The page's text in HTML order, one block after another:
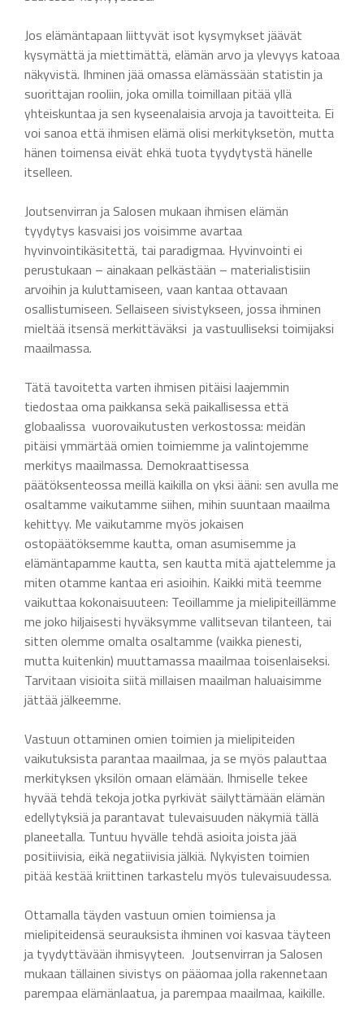
Jos elämäntapaan liittyvät isot kysymykset jäävät
kysymättä ja miettimättä, elämän arvo ja ylevyys katoaa
näkyvistä. Ihminen jää omassa elämässään statistin ja
suorittajan rooliin, joka omilla toimillaan pitää yllä
yhteiskuntaa ja sen kyseenalaisia arvoja ja tavoitteita. Ei
voi sanoa että ihmisen elämä olisi merkityksetön, mutta
hänen toimensa eivät ehkä tuota tyydytystä hänelle
itselleen.
Joutsenvirran ja Salosen mukaan ihmisen elämän
tyydytys kasvaisi jos voisimme avartaa
hyvinvointikäsitettä, tai paradigmaa. Hyvinvointi ei
perustukaan – ainakaan pelkästään – materialistisiin
arvoihin ja kuluttamiseen, vaan kantaa ottavaan
osallistumiseen. Sellaiseen sivistykseen, jossa ihminen
mieltää itsensä merkittäväksi ja vastuulliseksi toimijaksi
maailmassa.
Tätä tavoitetta varten ihmisen pitäisi laajemmin
tiedostaa oma paikkansa sekä paikallisessa että
globaalissa vuorovaikutusten verkostossa: meidän
pitäisi ymmärtää omien toimiemme ja valintojemme
merkitys maailmassa. Demokraattisessa
päätöksenteossa meillä kaikilla on yksi ääni: sen avulla me
osaltamme vaikutamme siihen, mihin suuntaan maailma
kehittyy. Me vaikutamme myös jokaisen
ostopäätöksemme kautta, oman asumisemme ja
elämäntapamme kautta, sen kautta mitä ajattelemme ja
miten otamme kantaa eri asioihin. Kaikki mitä teemme
vaikuttaa kokonaisuuteen: Teoillamme ja mielipiteillämme
me joko hiljaisesti hyväksymme vallitsevan tilanteen, tai
sitten olemme omalta osaltamme (vaikka pienesti,
mutta kuitenkin) muuttamassa maailmaa toisenlaiseksi.
Tarvitaan visioita siitä millaisen maailman haluaisimme
jättää jälkeemme.
Vastuun ottaminen omien toimien ja mielipiteiden
vaikutuksista parantaa maailmaa, ja se myös palauttaa
merkityksen yksilön omaan elämään. Ihmiselle tekee
hyvää tehdä tekoja jotka pyrkivät säilyttämään elämän
edellytyksiä ja parantavat tulevaisuuden näkymiä tällä
planeetalla. Tuntuu hyvälle tehdä asioita joista jää
positiivisia, eikä negatiivisia jälkiä. Nykyisten toimien
pitää kestää kriittinen tarkastelu myös tulevaisuudessa.
Ottamalla täyden vastuun omien toimiensa ja
mielipiteidensä seurauksista ihminen voi kasvaa täyteen
ja tyydyttävään ihmisyyteen. Joutsenvirran ja Salosen
mukaan tällainen sivistys on pääomaa jolla rakennetaan
parempaa elämänlaatua, ja parempaa maailmaa, kaikille.